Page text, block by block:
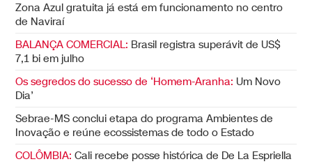
Zona Azul gratuita já está em funcionamento no centro
de Naviraí
BALANÇA COMERCIAL: Brasil registra superávit de US$
7,1 bi em julho
Os segredos do sucesso de ‘Homem-Aranha: Um Novo
Dia’
Sebrae-MS conclui etapa do programa Ambientes de
Inovação e reúne ecossistemas de todo o Estado
COLÔMBIA: Cali recebe posse histórica de De La Espriella